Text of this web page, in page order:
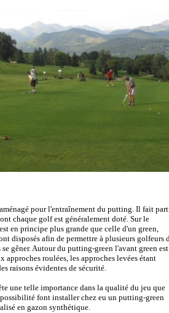
pour l'entraînement du putting. Il fait
chaque golf est généralement doté. Sur le
en principe plus grande que celle d'un green,
disposés afin de permettre à plusieurs golfeurs
gêner. Autour du putting-green l'avant green est
approches roulées, les approches levées étant
raisons évidentes de sécurité.
une telle importance dans la qualité du jeu que
font installer chez eu un putting-green
en gazon synthétique.